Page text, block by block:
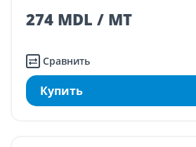
274 MDL / MT
Сравнить
Купить